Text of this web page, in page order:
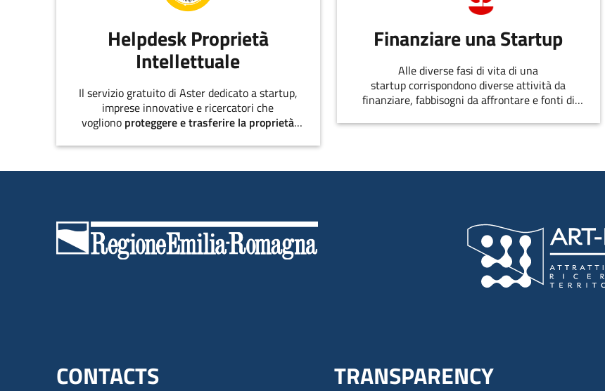
Helpdesk Proprietà
Intellettuale
Il servizio gratuito di Aster dedicato a startup,
imprese innovative e ricercatori che
vogliono proteggere e trasferire la proprietà
Finanziare una Startup
Alle diverse fasi di vita di una
startup corrispondono diverse attività da
finanziare, fabbisogni da affrontare e fonti di
Menu footer inglese
CONTACTS TRANSPARENCY